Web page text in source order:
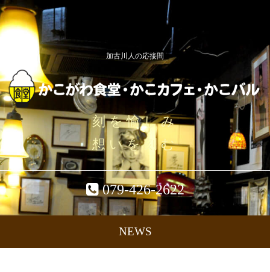
加古川人の応接間
刻を愉しみ
想いを刻む
079-426-2622
NEWS